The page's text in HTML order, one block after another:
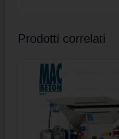
Prodotti correlati